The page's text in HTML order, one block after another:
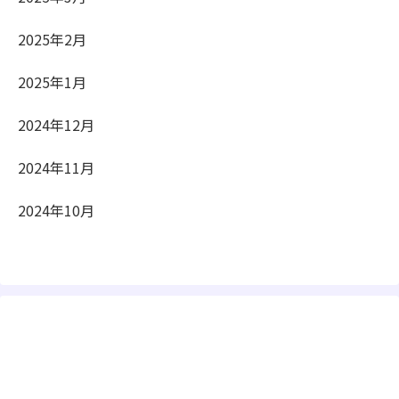
2025年2月
2025年1月
2024年12月
2024年11月
2024年10月